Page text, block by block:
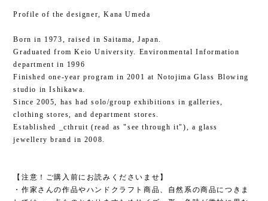
Profile of the designer, Kana Umeda
Born in 1973, raised in Saitama, Japan.
Graduated from Keio University. Environmental Information
department in 1996
Finished one-year program in 2001 at Notojima Glass Blowing
studio in Ishikawa.
Since 2005, has had solo/group exhibitions in galleries,
clothing stores, and department stores.
Established _cthruit (read as "see through it"), a glass
jewellery brand in 2008.
【注意！ご購入前にお読みくださいませ】
・作家さんの作品やハンドクラフト商品、自然系の商品につきま